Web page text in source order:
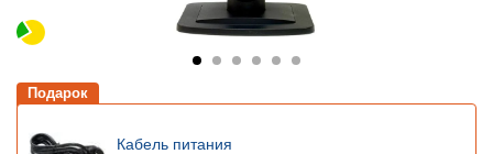
Подарок
Кабель питания